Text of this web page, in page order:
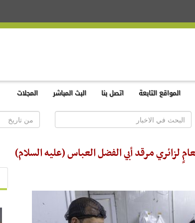
المواقع التابعة اتصل بنا البث المباشر المجلات